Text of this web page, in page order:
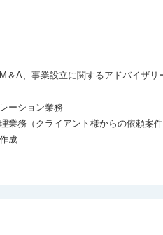
A、事業設立に関するアドバイザリ
ーション業務
務（クライアント様からの依頼案
成